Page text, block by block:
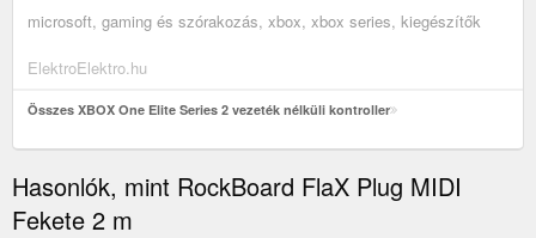
microsoft, gaming és szórakozás, xbox, xbox series, kiegészítők
ElektroElektro.hu
Összes XBOX One Elite Series 2 vezeték nélküli kontroller
Hasonlók, mint RockBoard FlaX Plug MIDI
Fekete 2 m